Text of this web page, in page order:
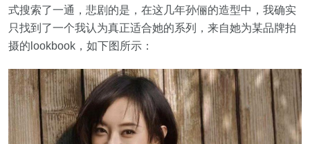
式搜索了一通，悲剧的是，在这几年孙俪的造型中，我确实
只找到了一个我认为真正适合她的系列，来自她为某品牌拍
摄的lookbook，如下图所示：